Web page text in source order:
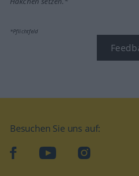
*Pflichtfeld
Besuchen Sie uns auf:
facebookYouTube Instagram